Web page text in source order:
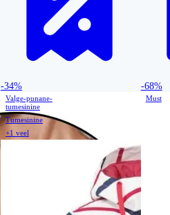
-34%
Valge-punane-
tumesinine
Tumesinine
+1 veel
-68%
Must